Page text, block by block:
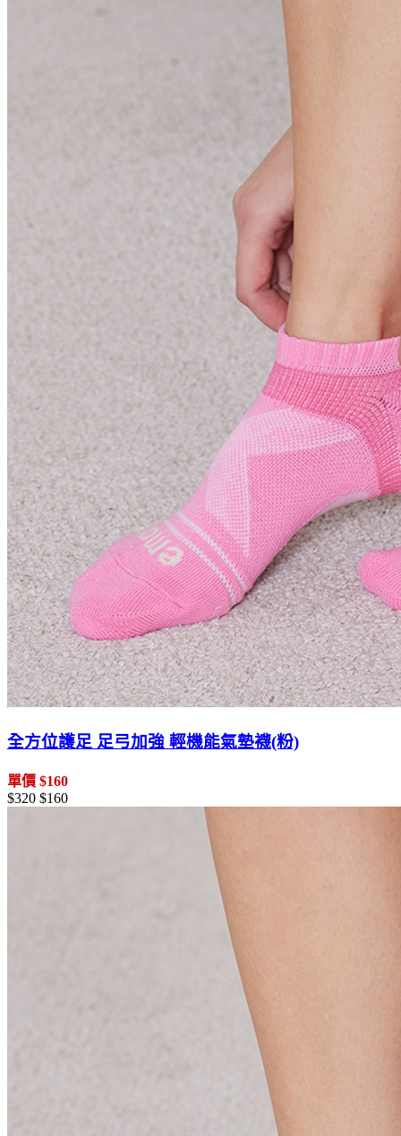
全方位護足 足弓加強 輕機能氣墊襪(粉)
單價 $160
$320 $160